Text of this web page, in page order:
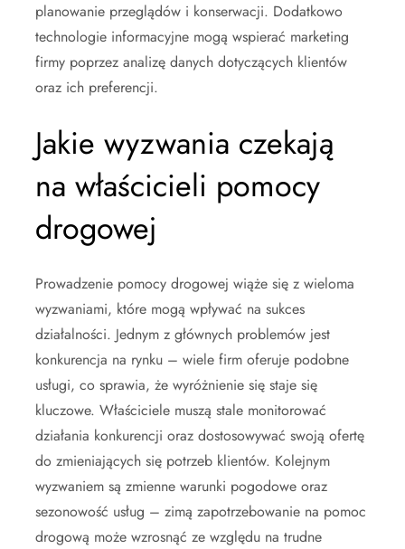
planowanie przeglądów i konserwacji. Dodatkowo
technologie informacyjne mogą wspierać marketing
firmy poprzez analizę danych dotyczących klientów
oraz ich preferencji.
Jakie wyzwania czekają
na właścicieli pomocy
drogowej
Prowadzenie pomocy drogowej wiąże się z wieloma
wyzwaniami, które mogą wpływać na sukces
działalności. Jednym z głównych problemów jest
konkurencja na rynku – wiele firm oferuje podobne
usługi, co sprawia, że wyróżnienie się staje się
kluczowe. Właściciele muszą stale monitorować
działania konkurencji oraz dostosowywać swoją ofertę
do zmieniających się potrzeb klientów. Kolejnym
wyzwaniem są zmienne warunki pogodowe oraz
sezonowość usług – zimą zapotrzebowanie na pomoc
drogową może wzrosnąć ze względu na trudne